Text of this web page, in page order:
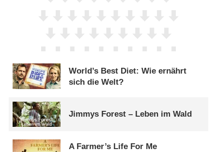
World’s Best Diet: Wie ernährt
sich die Welt?
Jimmys Forest – Leben im Wald
A Farmer’s Life For Me